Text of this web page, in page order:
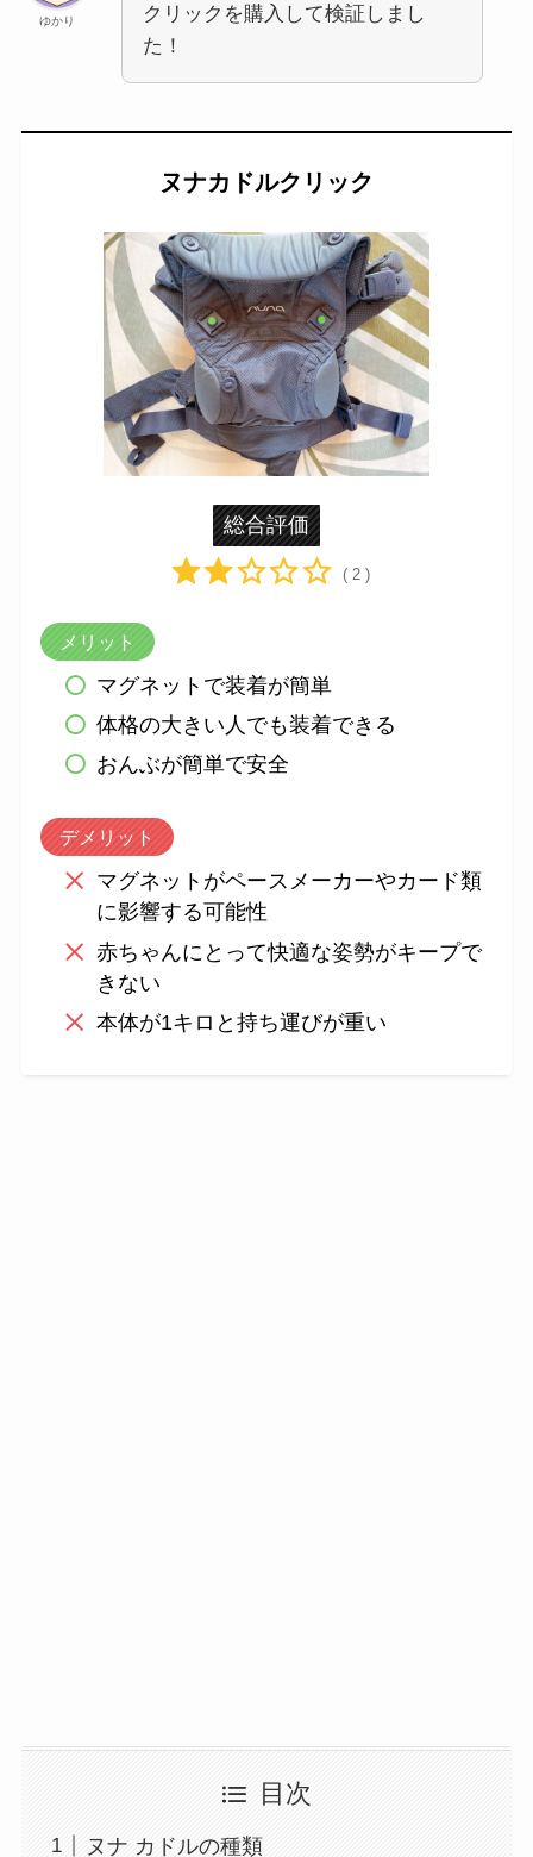
ゆかり
クリックを購入して検証しまし
た！
ヌナカドルクリック
総合評価
( 2 )
メリット
マグネットで装着が簡単
体格の大きい人でも装着できる
おんぶが簡単で安全
デメリット
マグネットがペースメーカーやカード類
に影響する可能性
赤ちゃんにとって快適な姿勢がキープで
きない
本体が1キロと持ち運びが重い
目次
ヌナ カドルの種類